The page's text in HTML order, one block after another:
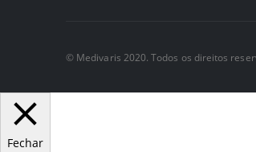
© Medivaris 2020. Todos os direitos
Fechar